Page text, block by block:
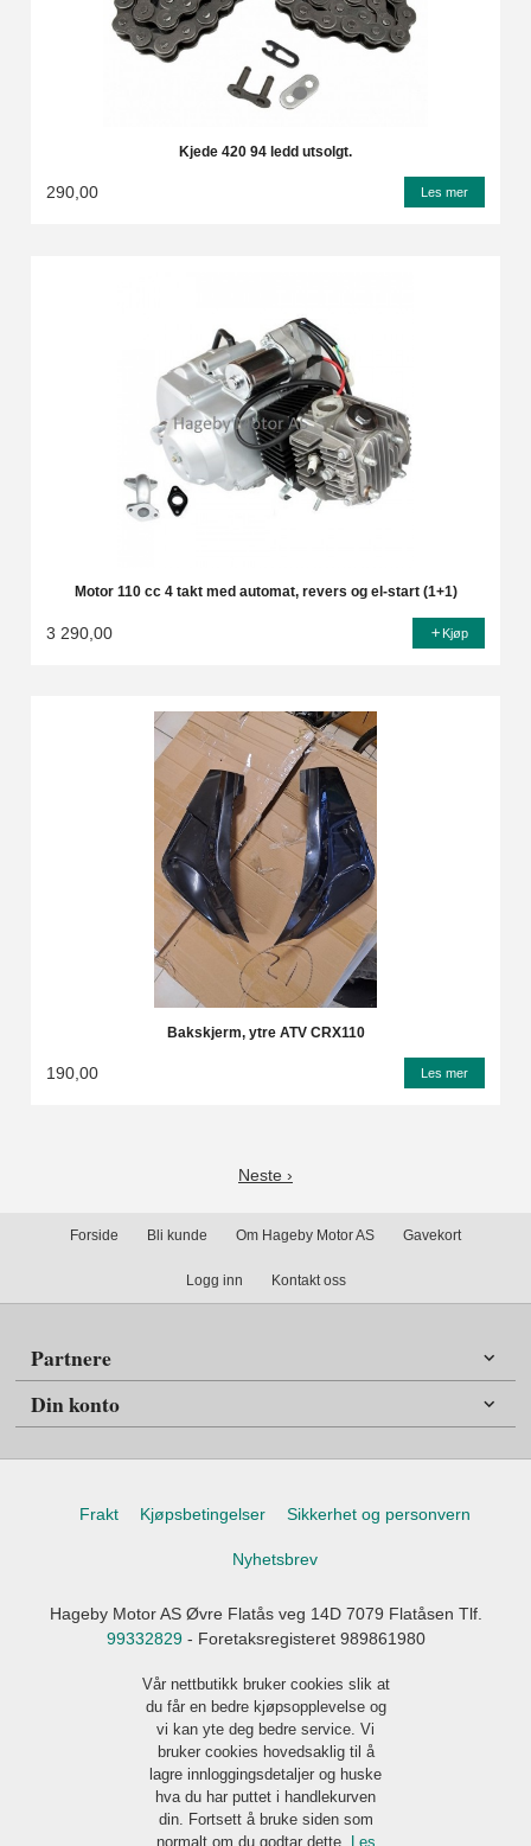
Kjede 420 94 ledd utsolgt.
290,00 Les mer
Motor 110 cc 4 takt med automat, revers og el-start (1+1)
3 290,00 Kjøp
Bakskjerm, ytre ATV CRX110
190,00 Les mer
Neste ›
Forside Bli kunde Om Hageby Motor AS Gavekort
Logg inn Kontakt oss
Partnere
Din konto
Frakt Kjøpsbetingelser Sikkerhet og personvern
Nyhetsbrev
Hageby Motor AS Øvre Flatås veg 14D 7079 Flatåsen Tlf.
99332829- Foretaksregisteret 989861980
Vår nettbutikk bruker cookies slik at
du får en bedre kjøpsopplevelse og
vi kan yte deg bedre service. Vi
bruker cookies hovedsaklig til å
lagre innloggingsdetaljer og huske
hva du har puttet i handlekurven
din. Fortsett å bruke siden som
normalt om du godtar dette. Les